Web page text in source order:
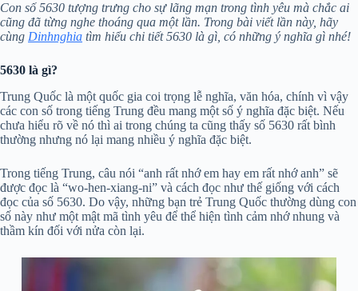
Con số 5630 tượng trưng cho sự lãng mạn trong tình yêu mà chắc ai
cũng đã từng nghe thoáng qua một lần. Trong bài viết lần này, hãy
cùng Dinhnghia tìm hiểu chi tiết 5630 là gì, có những ý nghĩa gì nhé!
5630 là gì?
Trung Quốc là một quốc gia coi trọng lễ nghĩa, văn hóa, chính vì vậy
các con số trong tiếng Trung đều mang một số ý nghĩa đặc biệt. Nếu
chưa hiểu rõ về nó thì ai trong chúng ta cũng thấy số 5630 rất bình
thường nhưng nó lại mang nhiều ý nghĩa đặc biệt.
Trong tiếng Trung, câu nói “anh rất nhớ em hay em rất nhớ anh” sẽ
được đọc là “wo-hen-xiang-ni” và cách đọc như thế giống với cách
đọc của số 5630. Do vậy, những bạn trẻ Trung Quốc thường dùng con
số này như một mật mã tình yêu để thể hiện tình cảm nhớ nhung và
thầm kín đối với nửa còn lại.